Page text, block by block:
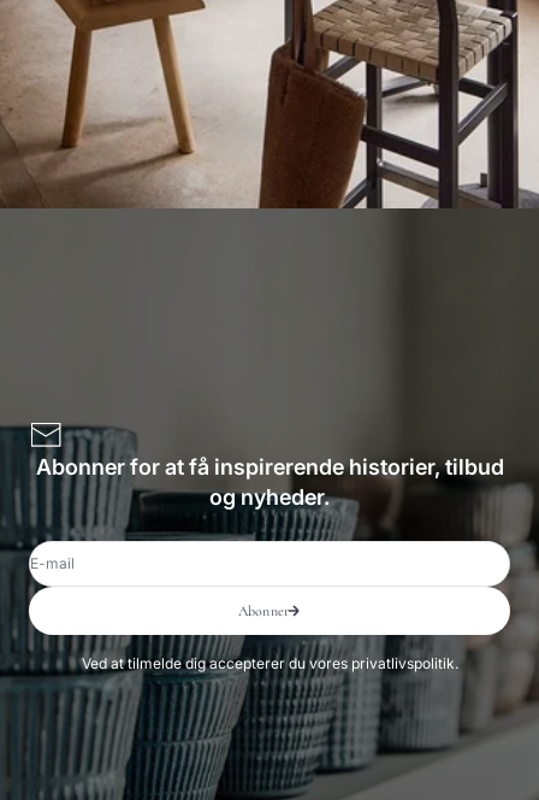
Abonner for at få inspirerende historier, tilbud
og nyheder.
E-mail
Abonner
Ved at tilmelde dig accepterer du vores privatlivspolitik.